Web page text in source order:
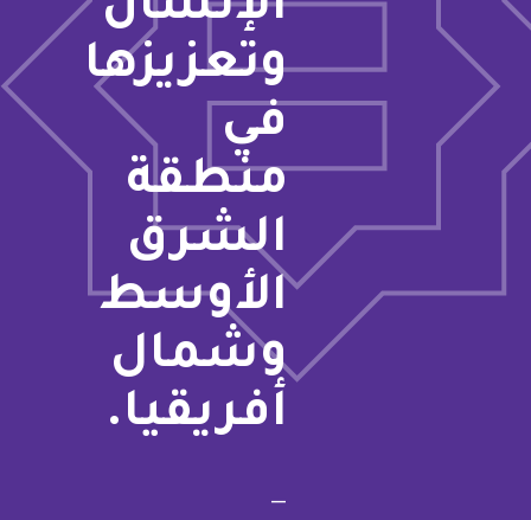
وتعزيزها
في
منطقة
الشرق
الأوسط
وشمال
أفريقيا.
—